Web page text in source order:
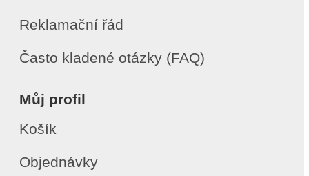
Reklamační řád
Často kladené otázky (FAQ)
Můj profil
Košík
Objednávky